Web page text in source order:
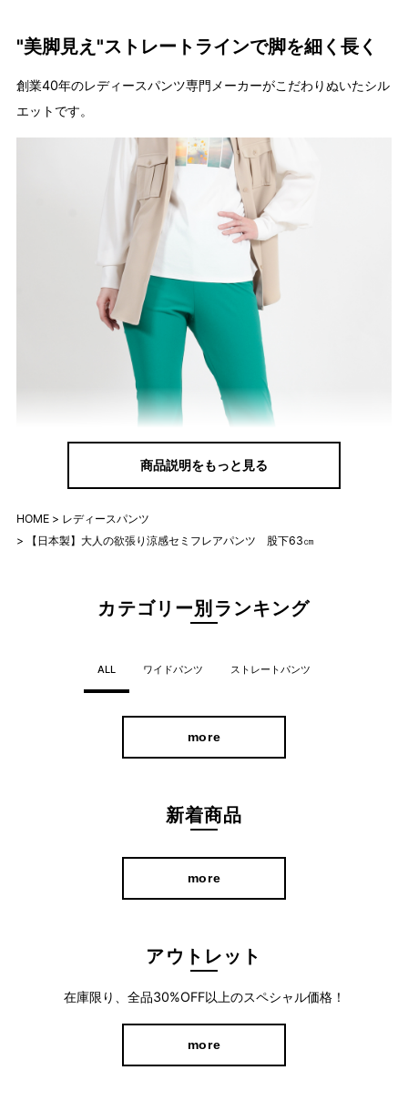
"美脚見え"ストレートラインで脚を細く長く
創業40年のレディースパンツ専門メーカーがこだわりぬいたシル
エットです。
動きやすい
商品説明をもっと見る
HOME
レディースパンツ
【日本製】大人の欲張り涼感セミフレアパンツ 股下63㎝
カテゴリー別ランキング
ALL ワイドパンツ ストレートパンツ
more
新着商品
more
アウトレット
在庫限り、全品30%OFF以上のスペシャル価格！
more